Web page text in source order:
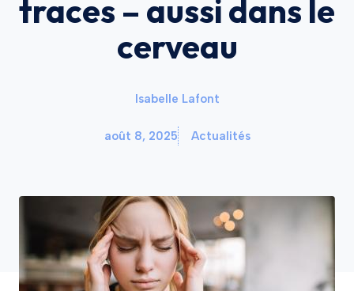
traces – aussi dans le
cerveau
Isabelle Lafont
août 8, 2025 Actualités